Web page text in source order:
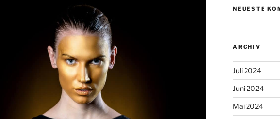
NEUESTE
ARCHIV
Juli 2024
Juni 2024
Mai 2024